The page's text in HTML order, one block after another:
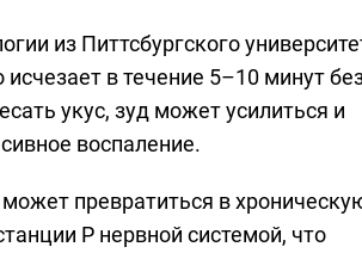
из Питтсбургского
в течение 5–10 минут
укус, зуд может усилиться и
воспаление.
превратиться в
Р нервной системой, что